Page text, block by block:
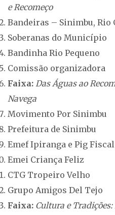
e Recomeço
Bandeiras – Sinimbu, Rio
Soberanas do Município
Bandinha Rio Pequeno
Comissão organizadora
Faixa: Das Águas ao
Navega
Movimento Por Sinimbu
Prefeitura de Sinimbu
Emef Ipiranga e Pig Fiscal
Emei Criança Feliz
CTG Tropeiro Velho
Grupo Amigos Del Tejo
Faixa: Cultura e